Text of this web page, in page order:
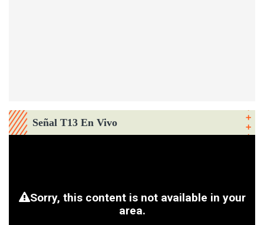
Señal T13 En Vivo